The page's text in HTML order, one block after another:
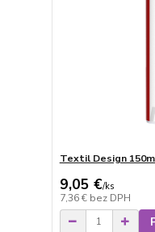
Textil Design
9,05 €/ks
7,36 € bez DPH